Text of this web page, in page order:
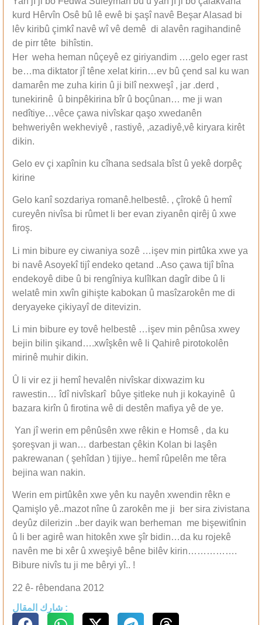
kurd Hêrvîn Osê bû lê ewê bi şaşî navê Beşar Alasad bi
lêv kiribû çimkî navê wî vê demê di alavên ragihandinê
de pirr tête bihîstin.
Her weha heman nûçeyê ez giriyandim ….gelo eger rast
be…ma diktator jî têne xelat kirin…ev bû çend sal ku wan
damarên me zuha kirin û ji bilî nexweşî , jar .derd ,
tunekirinê û binpêkirina bîr û boçûnan… me ji wan
nedîtiye…vêce çawa nivîskar qaşo xwedanên
behweriyên wekheviyê , rastiyê, ,azadiyê,vê kiryara kirêt
dikin.
Gelo ev çi xapînin ku cîhana sedsala bîst û yekê dorpêç
kirine
Gelo kanî sozdariya romanê.helbestê. , çîrokê û hemî
cureyên nivîsa bi rûmet li ber evan ziyanên qirêj û xwe
firoş.
Li min bibure ey ciwaniya sozê …işev min pirtûka xwe ya
bi navê Asoyekî tijî endeko qetand ..Aso çawa tijî bîna
endekoyê dibe û bi rengîniya kulîlkan dagîr dibe û li
welatê min xwîn gihişte kabokan û masîzarokên me di
deryayeke çikiyayî de ditevizin.
Li min bibure ey tovê helbestê …işev min pênûsa xwey
bejin bilin şikand….xwîşkên wê li Qahirê pirotokolên
mirinê muhir dikin.
Û li vir ez ji hemî hevalên nivîskar dixwazim ku
rawestin… îdî nivîskarî bûye şitleke nuh ji kokayinê û
bazara kirîn û firotina wê di destên mafiya yê de ye.
Yan jî werin em pênûsên xwe rêkin e Homsê , da ku
şoreşvan ji wan… darbestan çêkin Kolan bi laşên
pakrewanan ( şehîdan ) tijiye.. hemî rûpelên me têra
bejina wan nakin.
Werin em pirtûkên xwe yên ku nayên xwendin rêkn e
Qamişlo yê..mazot nîne û zarokên me ji ber sira zivistana
deyûz dilerizin ..ber dayik wan berheman me bişewitînin
û li ber agirê wan hitokên xwe şîr bidin…da ku rojekê
navên me bi xêr û xweşiyê bêne bilêv kirin…………….
Bibure nivîs tu ji me bêryi yî.. !
22 ê- rêbendana 2012
شارك المقال :